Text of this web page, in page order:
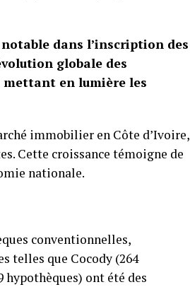
dans l’inscription des
globale des
mettant en lumière les
immobilier en Côte d’Ivoire,
Cette croissance témoigne de
nationale.
conventionnelles,
telles que Cocody (264
ont été des